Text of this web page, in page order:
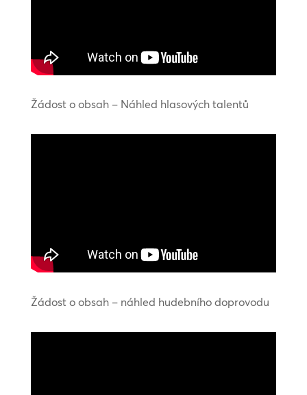
Žádost o obsah – Náhled hlasových talentů
Žádost o obsah – náhled hudebního doprovodu